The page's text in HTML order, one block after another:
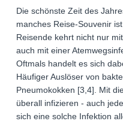
Die schönste Zeit des
manches Reise-Souvenir
Reisende kehrt nicht nur
auch mit einer
Oftmals handelt es sich
Häufiger Auslöser von
Pneumokokken [3,4]. Mit
überall infizieren - auch
sich eine solche Infektion